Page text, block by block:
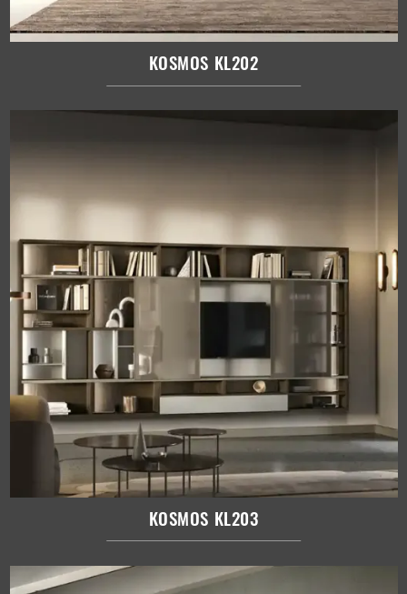
KOSMOS KL202
KOSMOS KL203